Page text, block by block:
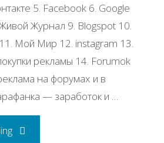
5. Facebook 6. Google
Журнал 9. Blogspot 10.
Мой Мир 12. instagram 13.
рекламы 14. Forumok
на форумах и в
— заработок и …
"30